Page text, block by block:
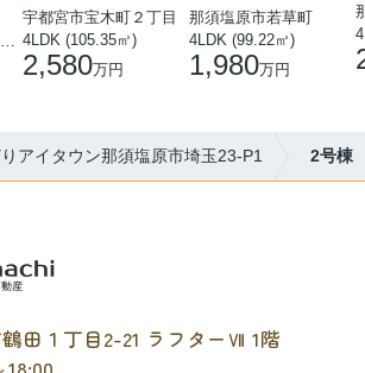
宇都宮市宝木町２丁目
4LDK (105.35㎡)
2,580万円
那須塩原市若草町
4LDK (99.22㎡)
1,980万円
アイタウン那須塩原市埼玉23-P1 2号棟
田１丁目2-21 ラフターⅦ 1階